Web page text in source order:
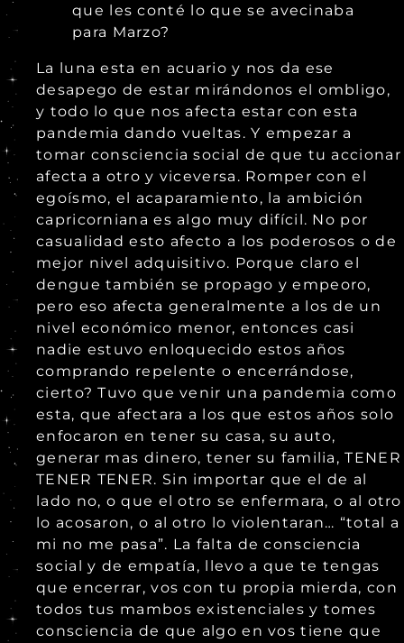
que les conté lo que se avecinaba
para Marzo?
La luna esta en acuario y nos da ese
desapego de estar mirándonos el ombligo,
y todo lo que nos afecta estar con esta
pandemia dando vueltas. Y empezar a
tomar consciencia social de que tu accionar
afecta a otro y viceversa. Romper con el
egoísmo, el acaparamiento, la ambición
capricorniana es algo muy difícil. No por
casualidad esto afecto a los poderosos o de
mejor nivel adquisitivo. Porque claro el
dengue también se propago y empeoro,
pero eso afecta generalmente a los de un
nivel económico menor, entonces casi
nadie estuvo enloquecido estos años
comprando repelente o encerrándose,
cierto? Tuvo que venir una pandemia como
esta, que afectara a los que estos años solo
enfocaron en tener su casa, su auto,
generar mas dinero, tener su familia, TENER
TENER TENER. Sin importar que el de al
lado no, o que el otro se enfermara, o al otro
lo acosaron, o al otro lo violentaran… “total a
mi no me pasa”. La falta de consciencia
social y de empatía, llevo a que te tengas
que encerrar, vos con tu propia mierda, con
todos tus mambos existenciales y tomes
consciencia de que algo en vos tiene que